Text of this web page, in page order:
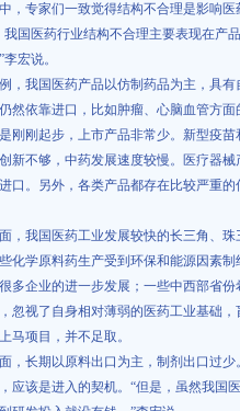
，专家们一致觉得结构不合理是影响
我国医药行业结构不合理主要表现在产
宏说。
，我国医药产品以仿制药品为主，具
然依靠进口，比如肿瘤、心脑血管方
刚刚起步，上市产品非常少。新型疫
新不够，中药发展速度较慢。医疗器
口。另外，各类产品都存在比较严重
，我国医药工业发展较快的长三角、
化学原料药生产受到环保和能源因素
多企业的进一步发展；一些中西部省
忽视了自身相对薄弱的医药工业基础
马项目，并不足取。
，长期以原料出口为主，制剂出口过
应该是进入的契机。“但是，虽然我国